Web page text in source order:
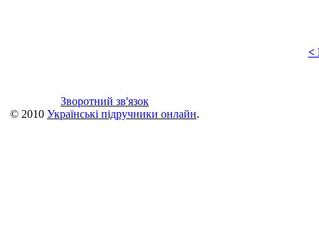
<
Зворотний зв'язок
© 2010 Українські підручники онлайн.